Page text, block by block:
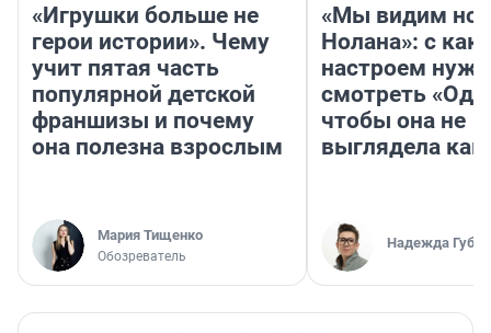
«Игрушки больше не
герои истории». Чему
учит пятая часть
популярной детской
франшизы и почему
она полезна взрослым
Мария Тищенко
Обозреватель
«Мы видим
Нолана»: с
настроем
смотреть
чтобы она не
выглядела как
Надежда